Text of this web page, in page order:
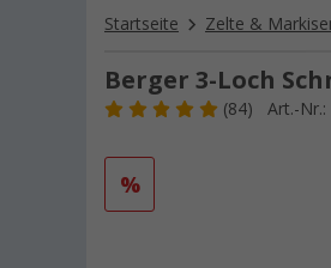
Startseite Zelte &
Berger 3-Loch
(84) Art.-Nr.:
%